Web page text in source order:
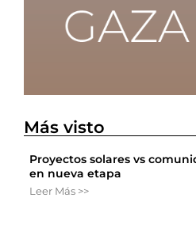
Más visto
Proyectos solares vs
en nueva etapa
Leer Más >>